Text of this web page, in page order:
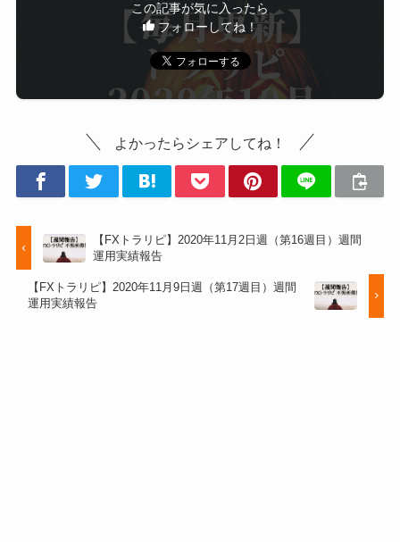
この記事が気に入ったら
フォローしてね！
よかったらシェアしてね！
【FXトラリピ】2020年11月2日週（第16週目）週間
運用実績報告
【FXトラリピ】2020年11月9日週（第17週目）週間
運用実績報告